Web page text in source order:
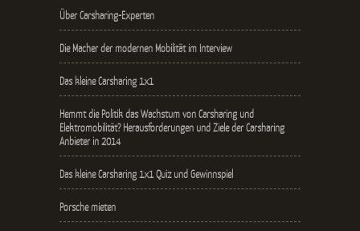
Über Carsharing-Experten
Die Macher der modernen Mobilität im Interview
Das kleine Carsharing 1x1
Hemmt die Politik das Wachstum von Carsharing und
Elektromobilität? Herausforderungen und Ziele der Carsharing
Anbieter in 2014
Das kleine Carsharing 1x1 Quiz und Gewinnspiel
Porsche mieten